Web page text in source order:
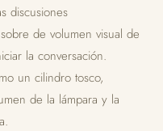
discusiones
de volumen visual de
la conversación.
un cilindro tosco,
de la lámpara y la